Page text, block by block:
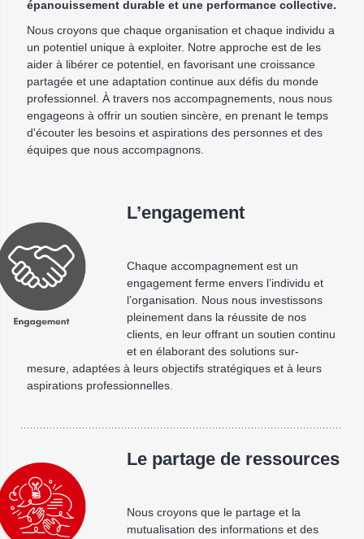
épanouissement durable et une performance collective.
Nous croyons que chaque organisation et chaque individu a
un potentiel unique à exploiter. Notre approche est de les
aider à libérer ce potentiel, en favorisant une croissance
partagée et une adaptation continue aux défis du monde
professionnel. À travers nos accompagnements, nous nous
engageons à offrir un soutien sincère, en prenant le temps
d'écouter les besoins et aspirations des personnes et des
équipes que nous accompagnons.
L’engagement
Chaque accompagnement est un
engagement ferme envers l’individu et
l’organisation. Nous nous investissons
pleinement dans la réussite de nos
clients, en leur offrant un soutien continu
et en élaborant des solutions sur-
mesure, adaptées à leurs objectifs stratégiques et à leurs
aspirations professionnelles.
Le partage de ressources
Nous croyons que le partage et la
mutualisation des informations et des